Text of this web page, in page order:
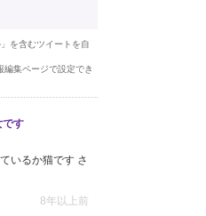
を含むツイートを自
編集ページで設定でき
です
いるか猫です さ
8年以上前